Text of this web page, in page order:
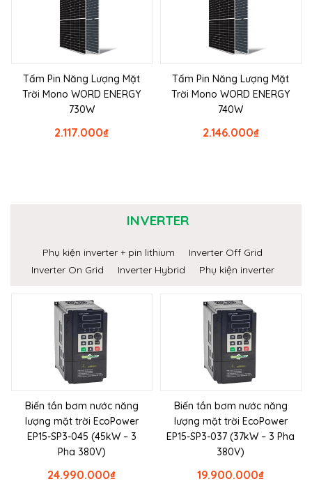
Tấm Pin Năng Lượng Mặt
Trời Mono WORD ENERGY
730W
₫
2.117.000
Tấm Pin Năng Lượng Mặt
Trời Mono WORD ENERGY
740W
₫
2.146.000
INVERTER
Phụ kiện inverter + pin lithium
Inverter Off Grid
Inverter On Grid
Inverter Hybrid Phụ kiện inverter
Biến tần bơm nước năng
lượng mặt trời EcoPower
EP15-SP3-045 (45kW – 3
Pha 380V)
₫
24.990.000
Biến tần bơm nước năng
lượng mặt trời EcoPower
EP15-SP3-037 (37kW – 3 Pha
380V)
₫
19.900.000